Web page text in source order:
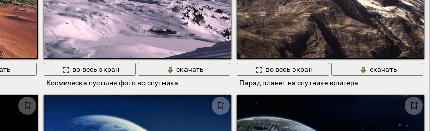
во весь экран
скачать
Космическа пустыня фото во спутника
во весь экран
скачать
Парад планет на спутнике юпитера